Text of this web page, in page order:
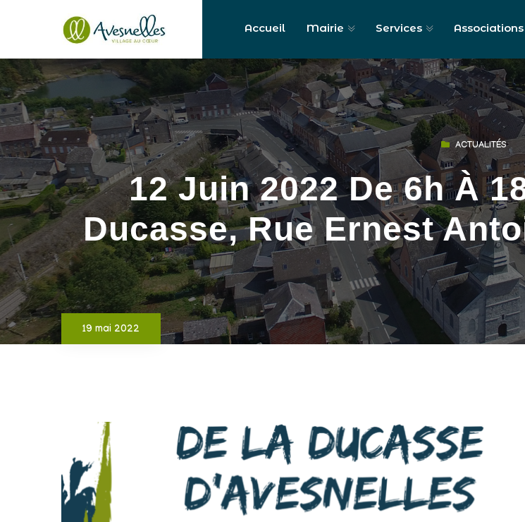
Accueil Mairie Services Associations
ACTUALITÉS
12 Juin 2022 De 6h À
Ducasse, Rue Ernest
19 mai 2022